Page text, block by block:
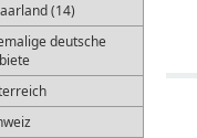
(14)
deutsche